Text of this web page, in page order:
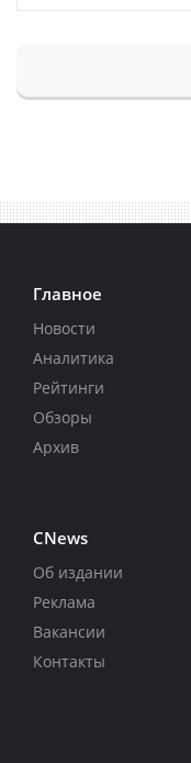
Главное
Новости
Аналитика
Рейтинги
Обзоры
Архив
CNews
Об издании
Реклама
Вакансии
Контакты